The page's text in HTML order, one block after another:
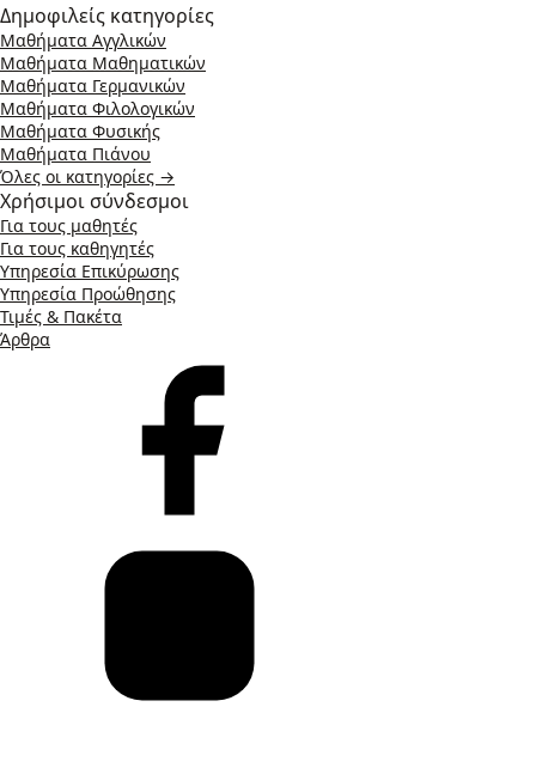
Δημοφιλείς κατηγορίες
Μαθήματα Αγγλικών
Μαθήματα Μαθηματικών
Μαθήματα Γερμανικών
Μαθήματα Φιλολογικών
Μαθήματα Φυσικής
Μαθήματα Πιάνου
Όλες οι κατηγορίες →
Χρήσιμοι σύνδεσμοι
Για τους μαθητές
Για τους καθηγητές
Υπηρεσία Επικύρωσης
Υπηρεσία Προώθησης
Τιμές & Πακέτα
Άρθρα